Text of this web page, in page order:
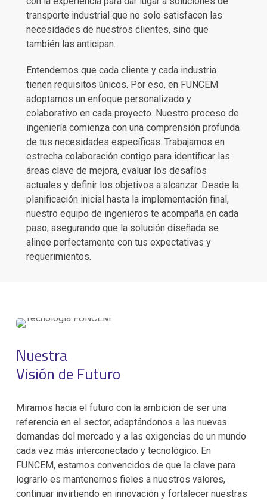
transporte industrial que no solo satisfacen las
necesidades de nuestros clientes, sino que
también las anticipan.
Entendemos que cada cliente y cada industria
tienen requisitos únicos. Por eso, en FUNCEM
adoptamos un enfoque personalizado y
colaborativo en cada proyecto. Nuestro proceso de
ingeniería comienza con una comprensión profunda
de tus necesidades específicas. Trabajamos en
estrecha colaboración contigo para identificar las
áreas clave de mejora, evaluar los desafíos
actuales y definir los objetivos a alcanzar. Desde la
planificación inicial hasta la implementación final,
nuestro equipo de ingenieros te acompaña en cada
paso, asegurando que la solución diseñada se
alinee perfectamente con tus expectativas y
requerimientos.
Nuestra
Visión de Futuro
Miramos hacia el futuro con la ambición de ser una
referencia en el sector, adaptándonos a las nuevas
demandas del mercado y a las exigencias de un mundo
cada vez más interconectado y tecnológico. En
FUNCEM, estamos convencidos de que la clave para
lograrlo es mantenernos fieles a nuestros valores,
continuar invirtiendo en innovación y fortalecer nuestras